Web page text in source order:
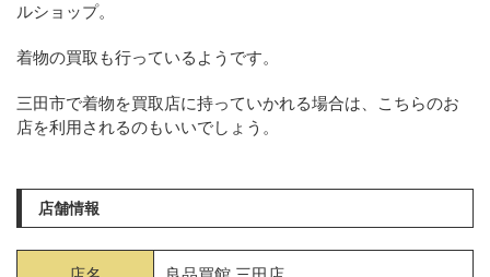
ルショップ。
着物の買取も行っているようです。
三田市で着物を買取店に持っていかれる場合は、こちらのお
店を利用されるのもいいでしょう。
店舗情報